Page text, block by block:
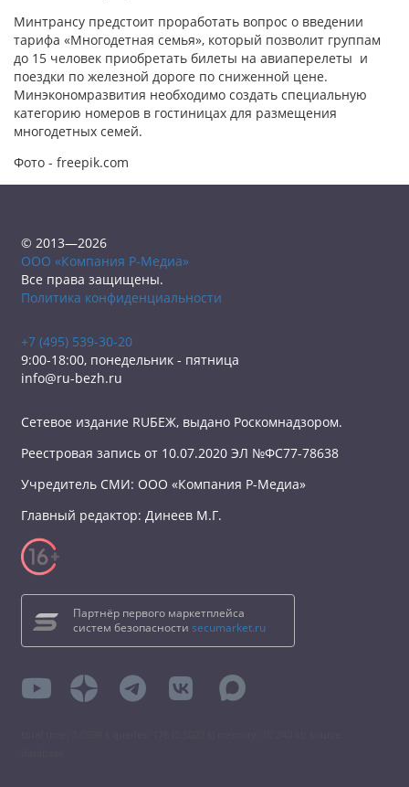
Минтрансу предстоит проработать вопрос о введении
тарифа «Многодетная семья», который позволит группам
до 15 человек приобретать билеты на авиаперелеты и
поездки по железной дороге по сниженной цене.
Минэкономразвития необходимо создать специальную
категорию номеров в гостиницах для размещения
многодетных семей.
Фото - freepik.com
© 2013—2026
ООО «Компания Р-Медиа»
Все права защищены.
Политика конфиденциальности
+7 (495) 539-30-20
9:00-18:00, понедельник - пятница
info@ru-bezh.ru
Сетевое издание RUБЕЖ, выдано Роскомнадзором.
Реестровая запись от 10.07.2020 ЭЛ №ФС77-78638
Учредитель СМИ: ООО «Компания Р-Медиа»
Главный редактор: Динеев М.Г.
Партнёр первого маркетплейса
систем безопасности secumarket.ru